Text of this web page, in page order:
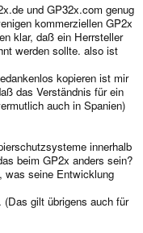
und GP32x.com genug
kommerziellen GP2x
klar, daß ein Herrsteller
werden sollte. also ist
kopieren ist mir
das Verständnis für ein
auch in Spanien)
innerhalb
beim GP2x anders sein?
was seine Entwicklung
gilt übrigens auch für